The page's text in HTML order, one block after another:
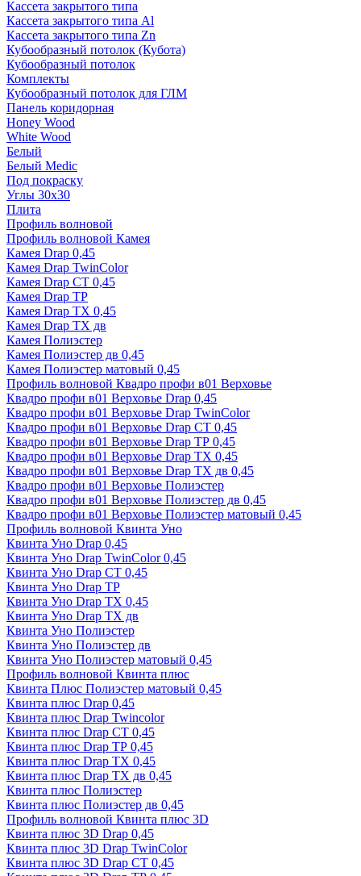
Кассета закрытого типа
Кассета закрытого типа Al
Кассета закрытого типа Zn
Кубообразный потолок (Кубота)
Кубообразный потолок
Комплекты
Кубообразный потолок для ГЛМ
Панель коридорная
Honey Wood
White Wood
Белый
Белый Medic
Под покраску
Углы 30х30
Плита
Профиль волновой
Профиль волновой Камея
Камея Drap 0,45
Камея Drap TwinColor
Камея Drap СТ 0,45
Камея Drap ТР
Камея Drap ТХ 0,45
Камея Drap ТХ дв
Камея Полиэстер
Камея Полиэстер дв 0,45
Камея Полиэстер матовый 0,45
Профиль волновой Квадро профи в01 Верховье
Квадро профи в01 Верховье Drap 0,45
Квадро профи в01 Верховье Drap TwinColor
Квадро профи в01 Верховье Drap СТ 0,45
Квадро профи в01 Верховье Drap ТР 0,45
Квадро профи в01 Верховье Drap ТХ 0,45
Квадро профи в01 Верховье Drap ТХ дв 0,45
Квадро профи в01 Верховье Полиэстер
Квадро профи в01 Верховье Полиэстер дв 0,45
Квадро профи в01 Верховье Полиэстер матовый 0,45
Профиль волновой Квинта Уно
Квинта Уно Drap 0,45
Квинта Уно Drap TwinColor 0,45
Квинта Уно Drap СТ 0,45
Квинта Уно Drap ТР
Квинта Уно Drap ТХ 0,45
Квинта Уно Drap ТХ дв
Квинта Уно Полиэстер
Квинта Уно Полиэстер дв
Квинта Уно Полиэстер матовый 0,45
Профиль волновой Квинта плюс
Квинта Плюс Полиэстер матовый 0,45
Квинта плюс Drap 0,45
Квинта плюс Drap Twincolor
Квинта плюс Drap СТ 0,45
Квинта плюс Drap ТР 0,45
Квинта плюс Drap ТХ 0,45
Квинта плюс Drap ТХ дв 0,45
Квинта плюс Полиэстер
Квинта плюс Полиэстер дв 0,45
Профиль волновой Квинта плюс 3D
Квинта плюс 3D Drap 0,45
Квинта плюс 3D Drap TwinColor
Квинта плюс 3D Drap СТ 0,45